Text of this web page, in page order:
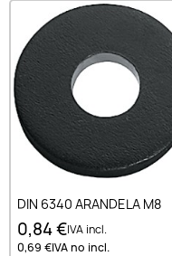
DIN 6340 ARANDELA M8
0,84 €IVA incl.
0,69 €IVA no incl.